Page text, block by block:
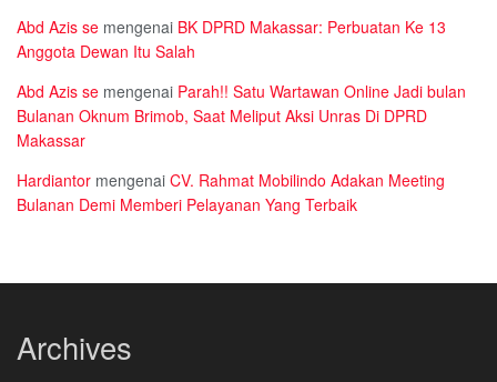
Abd Azis se mengenai BK DPRD Makassar: Perbuatan Ke 13
Anggota Dewan Itu Salah
Abd Azis se mengenai Parah!! Satu Wartawan Online Jadi bulan
Bulanan Oknum Brimob, Saat Meliput Aksi Unras Di DPRD
Makassar
Hardiantor mengenai CV. Rahmat Mobilindo Adakan Meeting
Bulanan Demi Memberi Pelayanan Yang Terbaik
Archives